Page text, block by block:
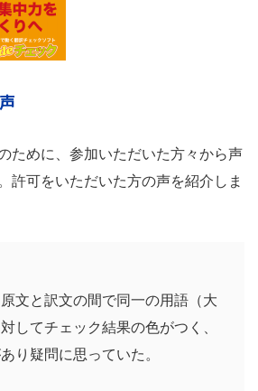
ために、参加いただいた方々から声
許可をいただいた方の声を紹介しま
文と訳文の間で同一の用語（大
してチェック結果の色がつく、
り疑問に思っていた。